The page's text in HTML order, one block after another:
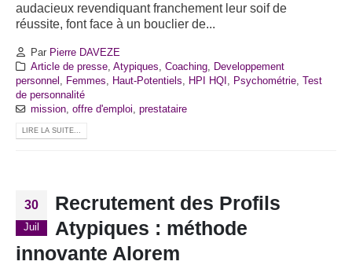
audacieux revendiquant franchement leur soif de
réussite, font face à un bouclier de...
Par Pierre DAVEZE
Article de presse, Atypiques, Coaching, Developpement
personnel , Femmes, Haut-Potentiels, HPI HQI , Psychométrie,
Test
de personnalité
mission, offre d'emploi, prestataire
LIRE LA SUITE...
30
Juil
Recrutement des Profils
Atypiques : méthode
innovante Alorem